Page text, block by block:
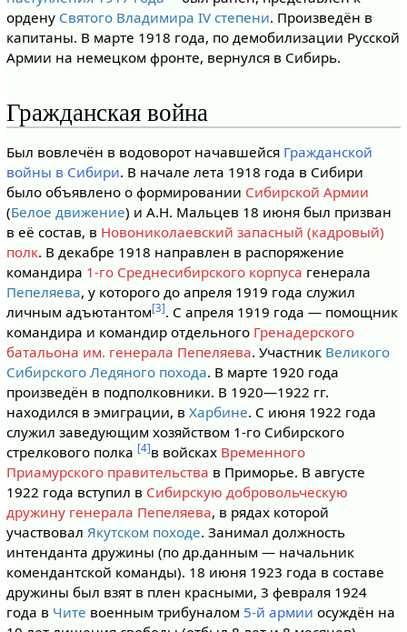
ордену Святого Владимира IV степени. Произведён в
капитаны. В марте 1918 года, по демобилизации Русской
Армии на немецком фронте, вернулся в Сибирь.
Гражданская война
Был вовлечён в водоворот начавшейся Гражданской
войны в Сибири. В начале лета 1918 года в Сибири
было объявлено о формировании Сибирской Армии
(Белое движение) и А.Н. Мальцев 18 июня был призван
в её состав, в Новониколаевский запасный (кадровый)
полк. В декабре 1918 направлен в распоряжение
командира 1-го Среднесибирского корпуса генерала
Пепеляева, у которого до апреля 1919 года служил
личным адъютантом[3]. С апреля 1919 года — помощник
командира и командир отдельного Гренадерского
батальона им. генерала Пепеляева. Участник Великого
Сибирского Ледяного похода. В марте 1920 года
произведён в подполковники. В 1920—1922 гг.
находился в эмиграции, в Харбине. С июня 1922 года
служил заведующим хозяйством 1-го Сибирского
стрелкового полка [4]в войсках Временного
Приамурского правительства в Приморье. В августе
1922 года вступил в Сибирскую добровольческую
дружину генерала Пепеляева, в рядах которой
участвовал Якутском походе. Занимал должность
интенданта дружины (по др.данным — начальник
комендантской команды). 18 июня 1923 года в составе
дружины был взят в плен красными, 3 февраля 1924
года в Чите военным трибуналом 5-й армии осуждён на